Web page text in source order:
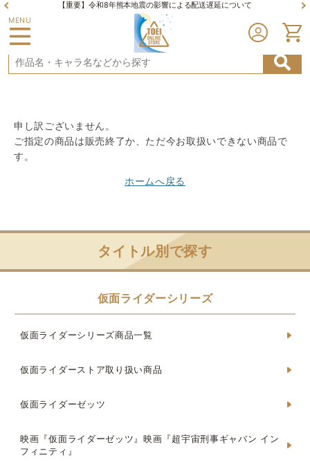
【重要】令和8年熊本地震の影響による配送遅延について
MENU
申し訳ございません。
ご指定の商品は販売終了か、ただ今お取扱いできない商品で
す。
ホームへ戻る
タイトル別で探す
仮面ライダーシリーズ
仮面ライダーシリーズ商品一覧
仮面ライダーストア取り扱い商品
仮面ライダーゼッツ
映画『仮面ライダーゼッツ』映画『超宇宙刑事ギャバン イン
フィニティ』